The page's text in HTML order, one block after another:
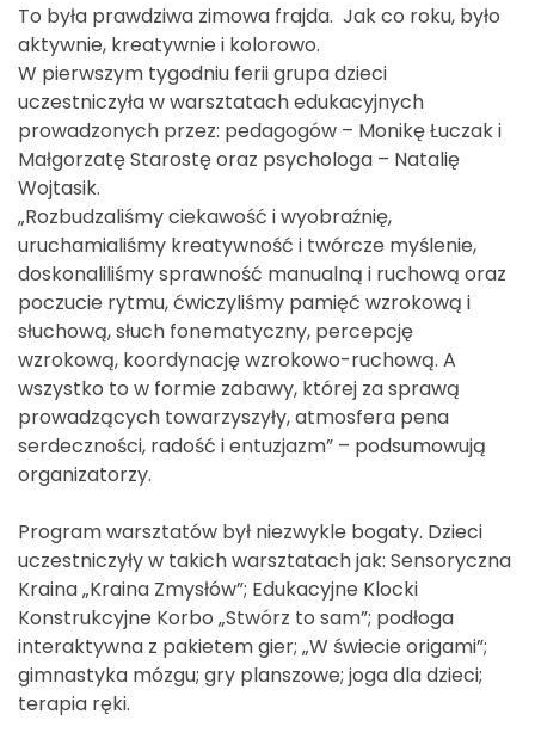
To była prawdziwa zimowa frajda. Jak co roku, było
aktywnie, kreatywnie i kolorowo.
W pierwszym tygodniu ferii grupa dzieci
uczestniczyła w warsztatach edukacyjnych
prowadzonych przez: pedagogów – Monikę Łuczak i
Małgorzatę Starostę oraz psychologa – Natalię
Wojtasik.
„Rozbudzaliśmy ciekawość i wyobraźnię,
uruchamialiśmy kreatywność i twórcze myślenie,
doskonaliliśmy sprawność manualną i ruchową oraz
poczucie rytmu, ćwiczyliśmy pamięć wzrokową i
słuchową, słuch fonematyczny, percepcję
wzrokową, koordynację wzrokowo-ruchową. A
wszystko to w formie zabawy, której za sprawą
prowadzących towarzyszyły, atmosfera pena
serdeczności, radość i entuzjazm” – podsumowują
organizatorzy.
Program warsztatów był niezwykle bogaty. Dzieci
uczestniczyły w takich warsztatach jak: Sensoryczna
Kraina „Kraina Zmysłów”; Edukacyjne Klocki
Konstrukcyjne Korbo „Stwórz to sam”; podłoga
interaktywna z pakietem gier; „W świecie origami”;
gimnastyka mózgu; gry planszowe; joga dla dzieci;
terapia ręki.